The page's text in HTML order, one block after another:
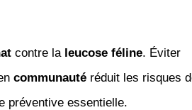
contre la leucose féline. Éviter
communautéréduit les risques
préventive essentielle.